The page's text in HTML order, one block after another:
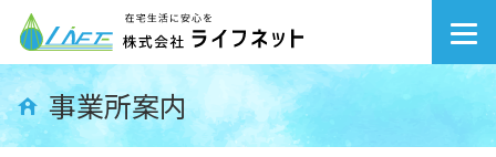
松山市北条地区の地
事業所案内